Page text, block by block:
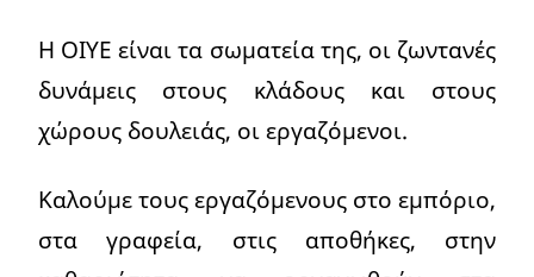
Η ΟΙΥΕ είναι τα σωματεία της, οι ζωντανές
δυνάμεις στους κλάδους και στους
χώρους δουλειάς, οι εργαζόμενοι.
Καλούμε τους εργαζόμενους στο εμπόριο,
στα γραφεία, στις αποθήκες, στην